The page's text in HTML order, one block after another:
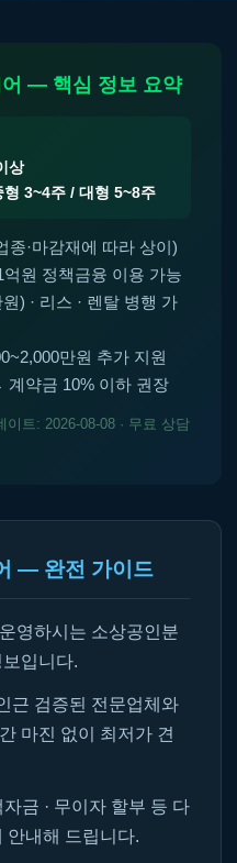
— 핵심 정보 요약
상
3~4주 / 대형 5~8주
종·마감재에 따라 상이)
원 정책금융 이용 가능
) · 리스 · 렌탈 병행 가
만원 추가 지원
약금 10% 이하 권장
이트: 2026-08-08 · 무료 상담
— 완전 가이드
영하시는 소상공인분
입니다.
근 검증된 전문업체와
마진 없이 최저가 견
금 · 무이자 할부 등 다
안내해 드립니다.